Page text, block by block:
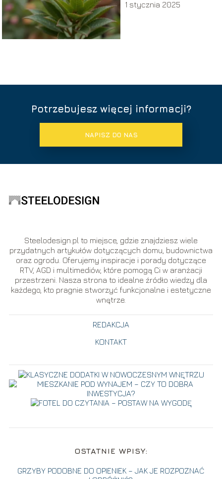
1 stycznia 2025
Potrzebujesz więcej informacji?
NAPISZ DO NAS
Steelodesign.pl to miejsce, gdzie znajdziesz wiele
przydatnych artykułów dotyczących domu, budownictwa
oraz ogrodu. Oferujemy inspiracje i porady dotyczące
RTV, AGD i multimediów, które pomogą Ci w aranżacji
przestrzeni. Nasza strona to idealne źródło wiedzy dla
każdego, kto pragnie stworzyć funkcjonalne i estetyczne
wnętrze.
REDAKCJA
KONTAKT
OSTATNIE WPISY:
GRZYBY PODOBNE DO OPIENIEK – JAK JE ROZPOZNAĆ